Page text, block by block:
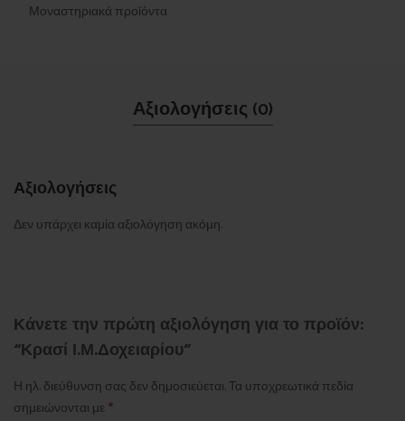
Μοναστηριακά προϊόντα
Αξιολογήσεις (0)
Αξιολογήσεις
Δεν υπάρχει καμία αξιολόγηση ακόμη.
Κάνετε την πρώτη αξιολόγηση για το προϊόν:
“Κρασί Ι.Μ.Δοχειαρίου”
Η ηλ. διεύθυνση σας δεν δημοσιεύεται.Τα υποχρεωτικά πεδία
σημειώνονται με *